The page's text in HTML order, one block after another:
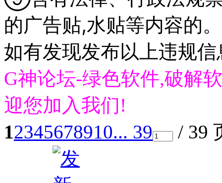
的广告贴,水贴等内容的。
如有发现发布以上违规
G神论坛-绿色软件,破解
迎您加入我们!
12345678910... 39 / 39